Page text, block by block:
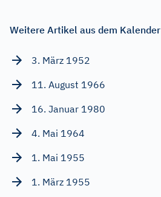
Weitere Artikel aus dem Kalender
3. März 1952
11. August 1966
16. Januar 1980
4. Mai 1964
1. Mai 1955
1. März 1955